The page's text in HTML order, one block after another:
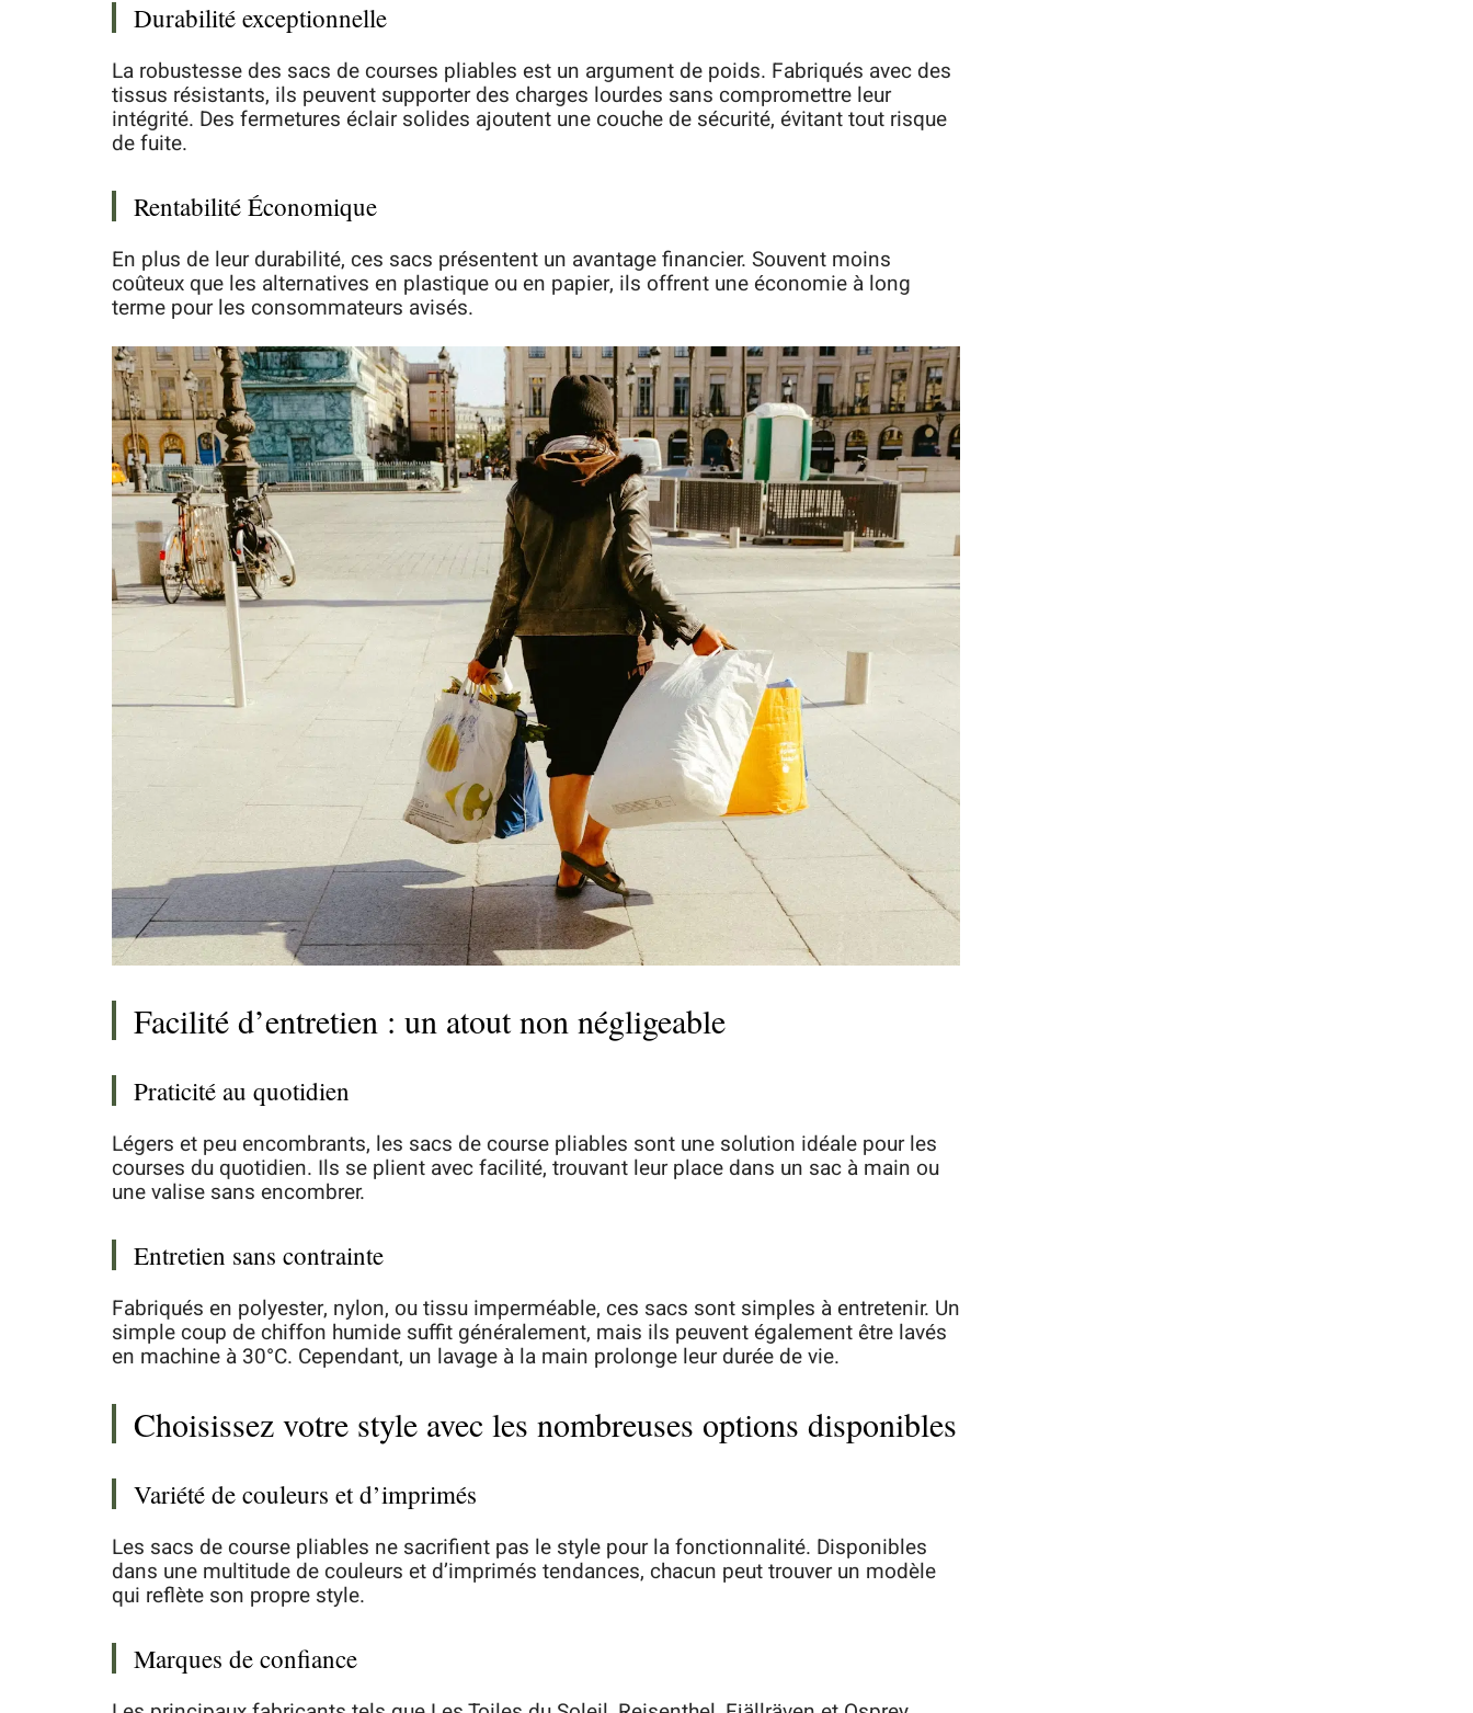
Durabilité exceptionnelle
La robustesse des sacs de courses pliables est un argument de poids. Fabriqués avec des
tissus résistants, ils peuvent supporter des charges lourdes sans compromettre leur
intégrité. Des fermetures éclair solides ajoutent une couche de sécurité, évitant tout risque
de fuite.
Rentabilité Économique
En plus de leur durabilité, ces sacs présentent un avantage financier. Souvent moins
coûteux que les alternatives en plastique ou en papier, ils offrent une économie à long
terme pour les consommateurs avisés.
Facilité d’entretien : un atout non négligeable
Praticité au quotidien
Légers et peu encombrants, les sacs de course pliables sont une solution idéale pour les
courses du quotidien. Ils se plient avec facilité, trouvant leur place dans un sac à main ou
une valise sans encombrer.
Entretien sans contrainte
Fabriqués en polyester, nylon, ou tissu imperméable, ces sacs sont simples à entretenir. Un
simple coup de chiffon humide suffit généralement, mais ils peuvent également être lavés
en machine à 30°C. Cependant, un lavage à la main prolonge leur durée de vie.
Choisissez votre style avec les nombreuses options disponibles
Variété de couleurs et d’imprimés
Les sacs de course pliables ne sacrifient pas le style pour la fonctionnalité. Disponibles
dans une multitude de couleurs et d’imprimés tendances, chacun peut trouver un modèle
qui reflète son propre style.
Marques de confiance